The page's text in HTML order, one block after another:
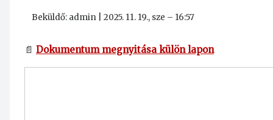
Beküldő: admin 2025. 11. 19., sze – 16:57
📄 Dokumentum megnyitása külön lapon